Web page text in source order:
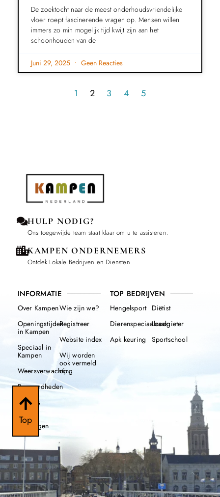
Top
De zoektocht naar de meest onderhoudsvriendelijke
vloer roept fascinerende vragen op. Mensen willen
immers zo min mogelijk tijd kwijt zijn aan het
schoonhouden van de
Juni 29, 2025 Geen Reacties
1 2 3 4 5
HULP NODIG?
Ons toegewijde team staat klaar om u te assisteren.
KAMPEN ONDERNEMERS
Ontdek Lokale Bedrijven en Diensten
INFORMATIE
Over Kampen
Openingstijden
in Kampen
Speciaal in
Kampen
Weersverwachting
Beroemdheden
Nieuws
112
meldingen
Wie zijn we?
Registreer
Website index
Wij worden
ook vermeld
op
TOP BEDRIJVEN
Hengelsport
Dierenspeciaalzaak
Apk keuring
Diëtist
Loodgieter
Sportschool